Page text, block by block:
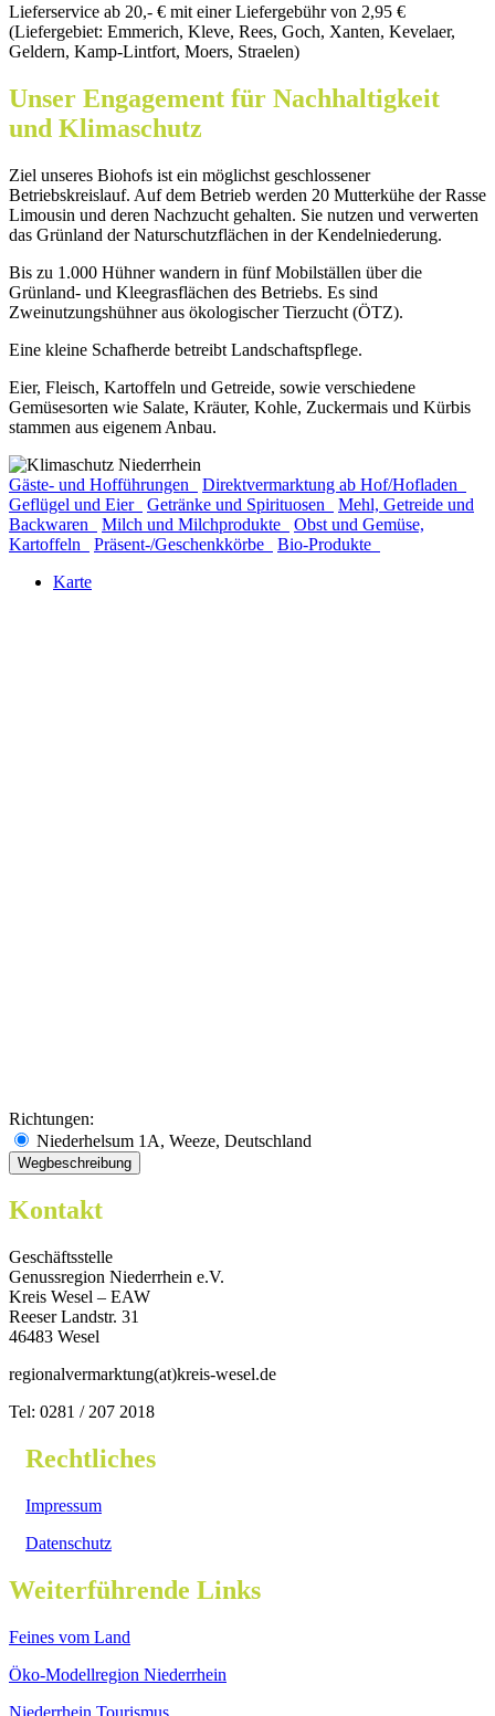
Lieferservice ab 20,- € mit einer Liefergebühr von 2,95 €
(Liefergebiet: Emmerich, Kleve, Rees, Goch, Xanten, Kevelaer,
Geldern, Kamp-Lintfort, Moers, Straelen)
Unser Engagement für Nachhaltigkeit
und Klimaschutz
Ziel unseres Biohofs ist ein möglichst geschlossener
Betriebskreislauf. Auf dem Betrieb werden 20 Mutterkühe der Rasse
Limousin und deren Nachzucht gehalten. Sie nutzen und verwerten
das Grünland der Naturschutzflächen in der Kendelniederung.
Bis zu 1.000 Hühner wandern in fünf Mobilställen über die
Grünland- und Kleegrasflächen des Betriebs. Es sind
Zweinutzungshühner aus ökologischer Tierzucht (ÖTZ).
Eine kleine Schafherde betreibt Landschaftspflege.
Eier, Fleisch, Kartoffeln und Getreide, sowie verschiedene
Gemüsesorten wie Salate, Kräuter, Kohle, Zuckermais und Kürbis
stammen aus eigenem Anbau.
Gäste- und Hofführungen
Direktvermarktung ab Hof/Hofladen
Geflügel und Eier
Getränke und Spirituosen
Mehl, Getreide und
Backwaren
Milch und Milchprodukte
Obst und Gemüse,
Kartoffeln
Präsent-/Geschenkkörbe
Bio-Produkte
Karte
Richtungen:
Niederhelsum 1A, Weeze, Deutschland
Kontakt
Geschäftsstelle
Genussregion Niederrhein e.V.
Kreis Wesel – EAW
Reeser Landstr. 31
46483 Wesel
regionalvermarktung(at)kreis-wesel.de
Tel: 0281 / 207 2018
Rechtliches
Impressum
Datenschutz
Weiterführende Links
Feines vom Land
Öko-Modellregion Niederrhein
Niederrhein Tourismus